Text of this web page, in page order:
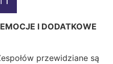
I DODATKOWE
przewidziane są